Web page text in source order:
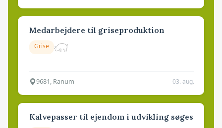
Medarbejdere til griseproduktion
Grise
9681, Ranum 03. aug.
Kalvepasser til ejendom i udvikling søges